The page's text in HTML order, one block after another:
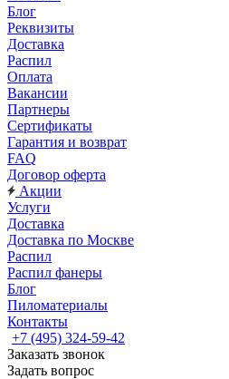
Блог
Реквизиты
Доставка
Распил
Оплата
Вакансии
Партнеры
Сертификаты
Гарантия и возврат
FAQ
Договор оферта
Акции
Услуги
Доставка
Доставка по Москве
Распил
Распил фанеры
Блог
Пиломатериалы
Контакты
+7 (495) 324-59-42
Заказать звонок
Задать вопрос